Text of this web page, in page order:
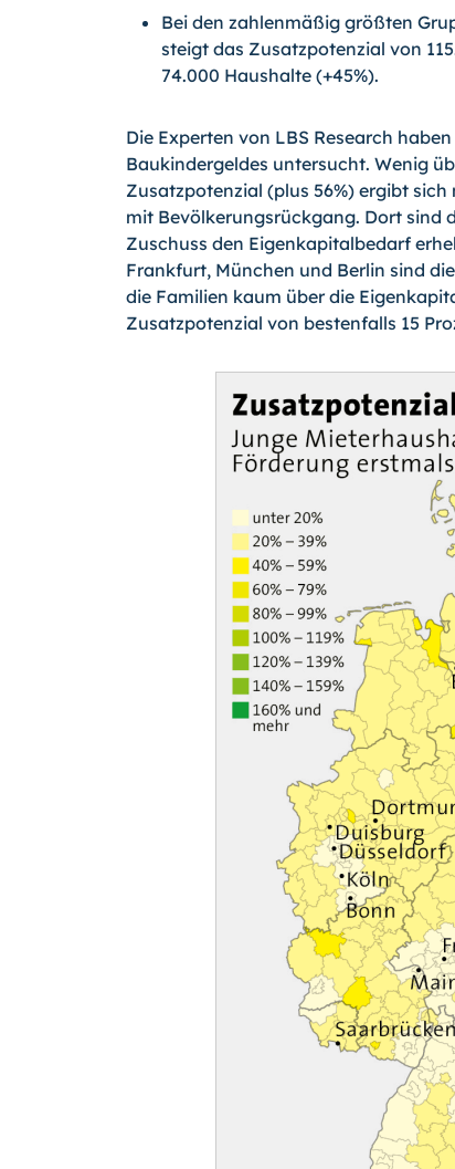
Bei den zahlenmäßig größten
steigt das Zusatzpotenzial von
74.000 Haushalte (+45%).
Die Experten von LBS Research
Baukindergeldes untersucht. Wenig
Zusatzpotenzial (plus 56%) ergibt
mit Bevölkerungsrückgang. Dort sind
Zuschuss den Eigenkapitalbedarf
Frankfurt, München und Berlin sind
die Familien kaum über die
Zusatzpotenzial von bestenfalls 15